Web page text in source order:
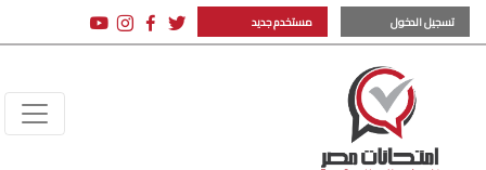
تسجيل الدخول مستخدم جديد